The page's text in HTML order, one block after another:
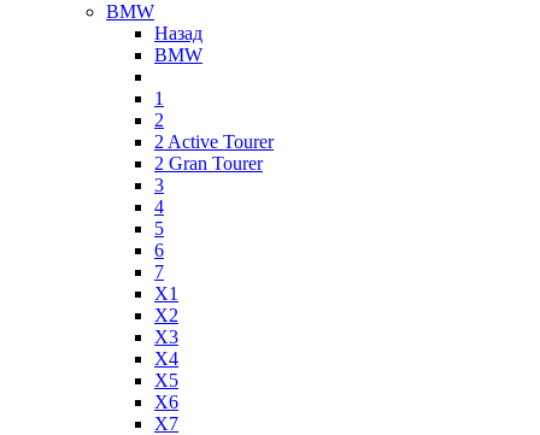
BMW
Назад
BMW
1
2
2 Active Tourer
2 Gran Tourer
3
4
5
6
7
X1
X2
X3
X4
X5
X6
X7